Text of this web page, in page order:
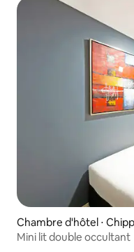
Chambre d'hôtel ⋅
Mini lit double occultant